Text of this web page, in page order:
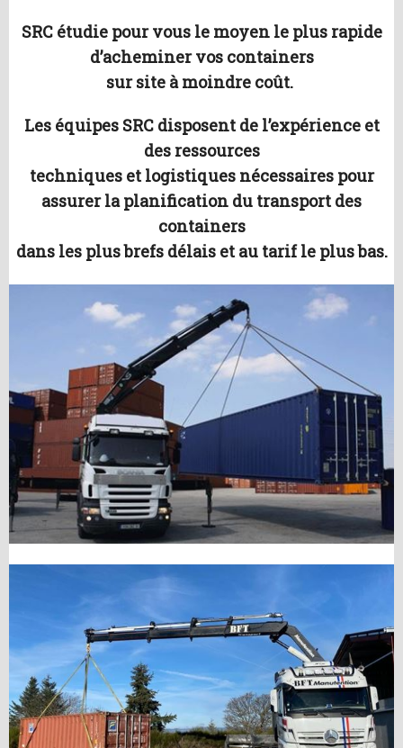
SRC étudie pour vous le moyen le plus rapide
d’acheminer vos containers
sur site à moindre coût.
Les équipes SRC disposent de l’expérience et
des ressources
techniques et logistiques nécessaires pour
assurer la planification du transport des
containers
dans les plus brefs délais et au tarif le plus bas.